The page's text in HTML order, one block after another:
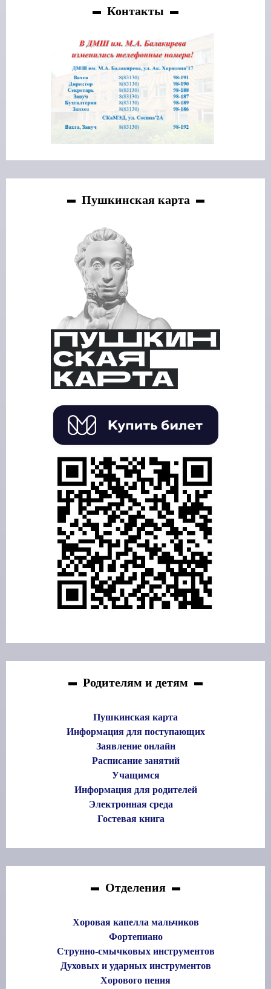
Контакты
Пушкинская карта
Родителям и детям
Пушкинская карта
Информация для поступающих
Заявление онлайн
Расписание занятий
Учащимся
Информация для родителей
Электронная среда
Гостевая книга
Отделения
Хоровая капелла мальчиков
Фортепиано
Струнно-смычковых инструментов
Духовых и ударных инструментов
Хорового пения